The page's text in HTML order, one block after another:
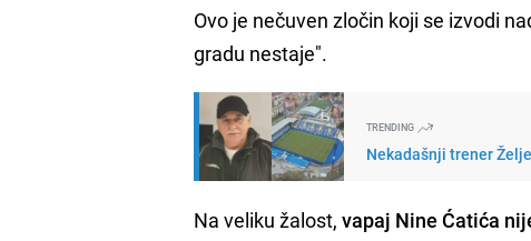
Ovo je nečuven zločin koji se izvodi
gradu nestaje".
TRENDING
Nekadašnji trener
Na veliku žalost,vapaj Nine Ćatića